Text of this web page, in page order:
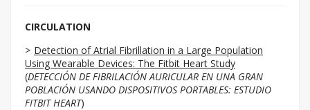
CIRCULATION
Detection of Atrial Fibrillation in a Large Population
Using Wearable Devices: The Fitbit Heart Study
(DETECCIÓN DE FIBRILACIÓN AURICULAR EN UNA GRAN
POBLACIÓN USANDO DISPOSITIVOS PORTABLES: ESTUDIO
FITBIT HEART)